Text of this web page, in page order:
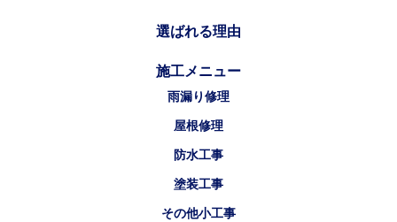
選ばれる理由
施工メニュー
雨漏り修理
屋根修理
防水工事
塗装工事
その他小工事